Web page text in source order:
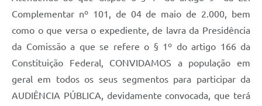
Complementar nº 101, de 04 de maio de 2.000, bem
como o que versa o expediente, de lavra da Presidência
da Comissão a que se refere o § 1º do artigo 166 da
Constituição Federal, CONVIDAMOS a população em
geral em todos os seus segmentos para participar da
AUDIÊNCIA PÚBLICA, devidamente convocada, que terá